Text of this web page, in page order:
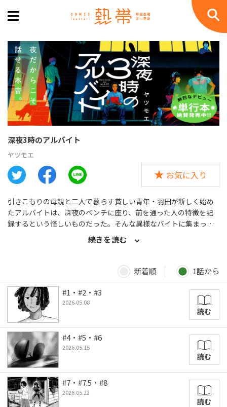
深夜3時のアルバイト
ヤツモエ
お気に入り
引きこもりの母親と二人で暮らす貧しい青年・羽田が新しく始め
たアルバイトは、深夜のベンチに座り、前を通った人の特徴を記
録するという怪しいものだった。そんな異様なバイトに集まった
のは、それぞれに〈何か〉を抱えた人たちで…。 新しい才能・ヤ
ツモエが描く、さびしい心を包み込むミッドナイト・ストーリ
続きを読む
新着順
1話から
#1・#2・#3
2026.05.08
読む
#4・#5・#6
2026.05.15
読む
#7・#7.5・#8
2026.05.22
読む